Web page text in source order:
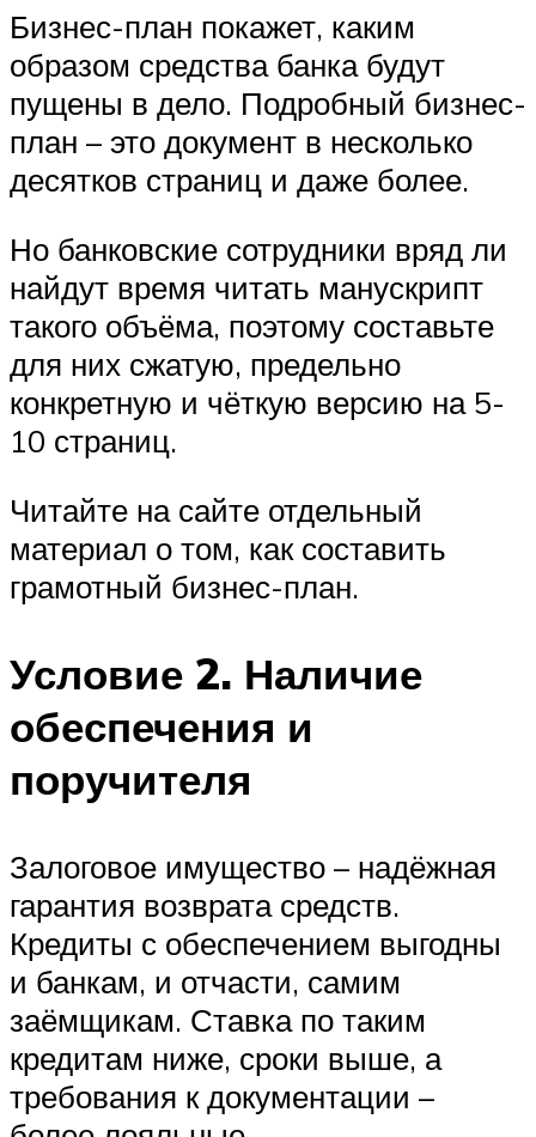
Бизнес-план покажет, каким
образом средства банка будут
пущены в дело. Подробный бизнес-
план – это документ в несколько
десятков страниц и даже более.
Но банковские сотрудники вряд ли
найдут время читать манускрипт
такого объёма, поэтому составьте
для них сжатую, предельно
конкретную и чёткую версию на 5-
10 страниц.
Читайте на сайте отдельный
материал о том, как составить
грамотный бизнес-план.
Условие 2. Наличие
обеспечения и
поручителя
Залоговое имущество – надёжная
гарантия возврата средств.
Кредиты с обеспечением выгодны
и банкам, и отчасти, самим
заёмщикам. Ставка по таким
кредитам ниже, сроки выше, а
требования к документации –